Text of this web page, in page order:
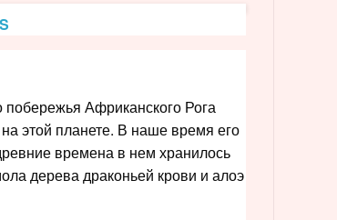
побережья Африканского Рога
этой планете. В наше время его
времена в нем хранилось
дерева драконьей крови и алоэ